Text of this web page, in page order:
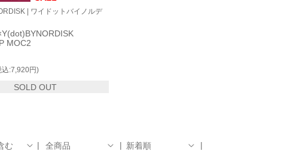
| ワイドットバイノルデ
MOC2
込:7,920円)
SOLD OUT
む 全商品 新着順